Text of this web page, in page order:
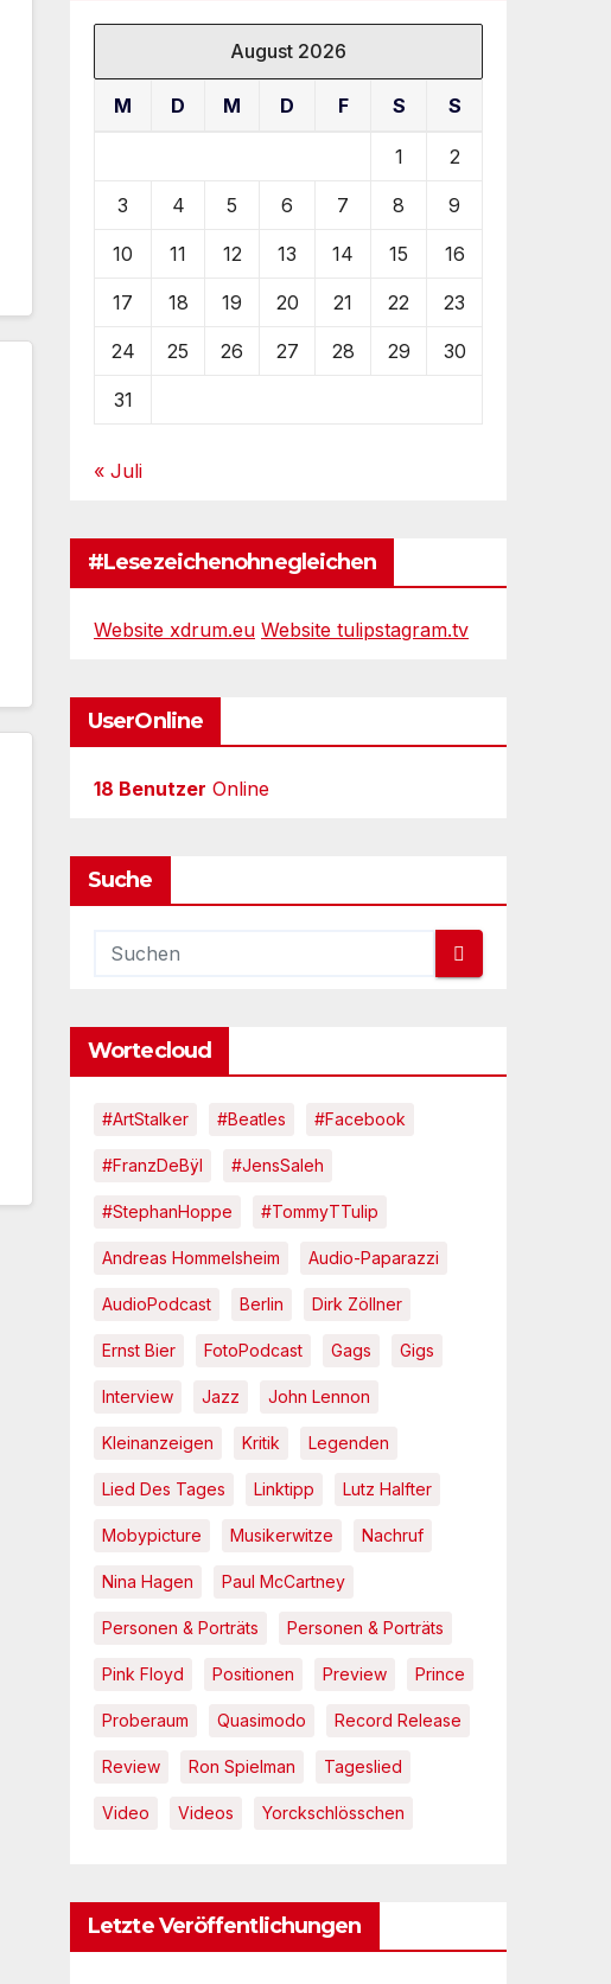
August 2026
M D M D F S S
1 2
3 4 5 6 7 8 9
10 11 12 13 14 15 16
17 18 19 20 21 22 23
24 25 26 27 28 29 30
31
« Juli
#Lesezeichenohnegleichen
Website xdrum.eu Website tulipstagram.tv
UserOnline
18 Benutzer Online
Suche
Wortecloud
#ArtStalker #Beatles #Facebook
#FranzDeBÿl #JensSaleh
#StephanHoppe #TommyTTulip
Andreas Hommelsheim Audio-Paparazzi
AudioPodcast Berlin Dirk Zöllner
Ernst Bier FotoPodcast Gags Gigs
Interview Jazz John Lennon
Kleinanzeigen Kritik Legenden
Lied Des Tages Linktipp Lutz Halfter
Mobypicture Musikerwitze Nachruf
Nina Hagen Paul McCartney
Personen & Porträts Personen & Porträts
Pink Floyd Positionen Preview Prince
Proberaum Quasimodo Record Release
Review Ron Spielman Tageslied
Video Videos Yorckschlösschen
Letzte Veröffentlichungen